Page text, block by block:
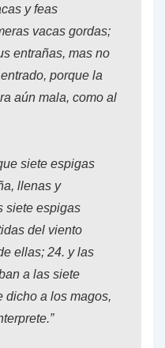
y feas
vacas gordas;
entrañas, mas no
porque la
aún mala, como al
siete espigas
llenas y
siete espigas
del viento
ellas; 24. y las
a las siete
dicho a los magos,